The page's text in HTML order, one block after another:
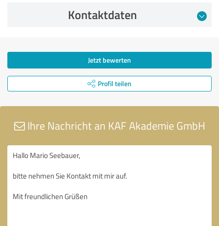
Kontaktdaten
Jetzt bewerten
Profil teilen
Ihre Nachricht an KAF Akademie GmbH